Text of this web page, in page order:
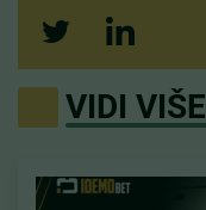
VIDI VIŠE